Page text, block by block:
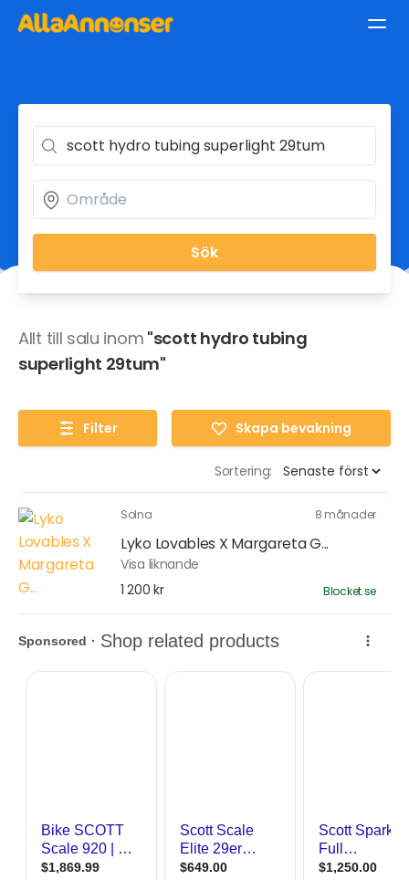
Sök
Allt till salu inom "scott hydro tubing
superlight 29tum"
Filter Skapa bevakning
Sortering:
Solna 8 månader
Lyko Lovables X Margareta G...
Visa liknande
1 200 kr
Blocket.se